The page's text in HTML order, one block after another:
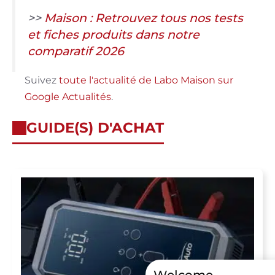
>> Maison : Retrouvez tous nos tests
et fiches produits dans notre
comparatif 2026
Suivez toute l'actualité de Labo Maison sur
Google Actualités.
GUIDE(S) D'ACHAT